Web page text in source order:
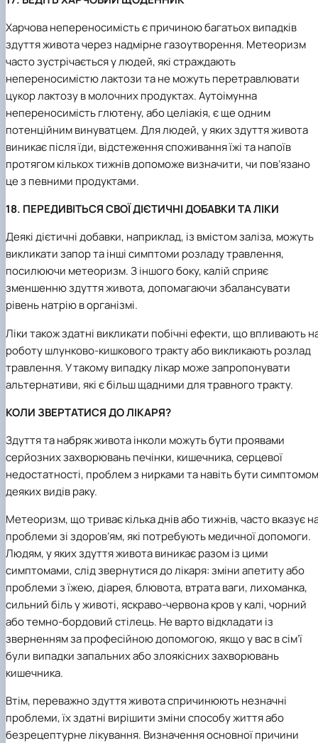
Харчова непереносимість є причиною багатьох випадків
здуття живота через надмірне газоутворення. Метеоризм
часто зустрічається у людей, які страждають
непереносимістю лактози та не можуть перетравлювати
цукор лактозу в молочних продуктах. Аутоімунна
непереносимість глютену, або целіакія, є ще одним
потенційним винуватцем. Для людей, у яких здуття живота
виникає після їди, відстеження споживання їжі та напоїв
протягом кількох тижнів допоможе визначити, чи пов’язано
це з певними продуктами.
18. ПЕРЕДИВІТЬСЯ СВОЇ ДІЄТИЧНІ ДОБАВКИ ТА ЛІКИ
Деякі дієтичні добавки, наприклад, із вмістом заліза, можуть
викликати запор та інші симптоми розладу травлення,
посилюючи метеоризм. З іншого боку, калій сприяє
зменшенню здуття живота, допомагаючи збалансувати
рівень натрію в організмі.
Ліки також здатні викликати побічні ефекти, що впливають
роботу шлунково-кишкового тракту або викликають розлад
травлення. У такому випадку лікар може запропонувати
альтернативи, які є більш щадними для травного тракту.
КОЛИ ЗВЕРТАТИСЯ ДО ЛІКАРЯ?
Здуття та набряк живота інколи можуть бути проявами
серйозних захворювань печінки, кишечника, серцевої
недостатності, проблем з нирками та навіть бути симптомом
деяких видів раку.
Метеоризм, що триває кілька днів або тижнів, часто вказує
проблеми зі здоров’ям, які потребують медичної допомоги.
Людям, у яких здуття живота виникає разом із цими
симптомами, слід звернутися до лікаря: зміни апетиту або
проблеми з їжею, діарея, блювота, втрата ваги, лихоманка,
сильний біль у животі, яскраво-червона кров у калі, чорний
або темно-бордовий стілець. Не варто відкладати із
зверненням за професійною допомогою, якщо у вас в сім’ї
були випадки запальних або злоякісних захворювань
кишечника.
Втім, переважно здуття живота спричинюють незначні
проблеми, їх здатні вирішити зміни способу життя або
безрецептурне лікування. Визначення основної причини